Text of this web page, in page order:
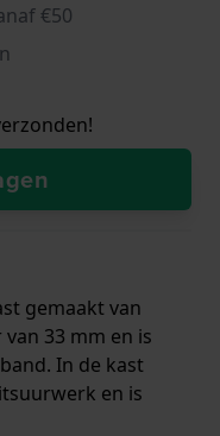
€50
gemaakt van
33 mm en is
In de kast
en is